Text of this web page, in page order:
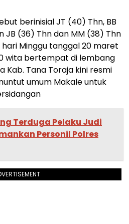
berinisial JT (40) Thn, BB
JB (36) Thn dan MM (38) Thn
Minggu tanggal 20 maret
wita bertempat di lembang
Kab. Tana Toraja kini resmi
umum Makale untuk
Terduga Pelaku Judi
Personil Polres